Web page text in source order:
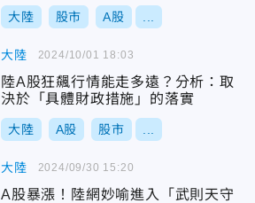
收盤」
大陸 股市 A股
大陸
陸A股狂飆行情能走多遠？分析：取
決於「具體財政措施」的落實
大陸 A股 股市
2024/10/01 18:03
大陸
A股暴漲！陸網妙喻進入「武則天守
2024/09/30 15:20